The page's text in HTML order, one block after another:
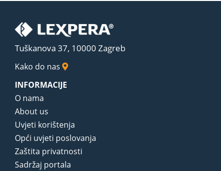
Tuškanova 37, 10000 Zagreb
Kako do nas
INFORMACIJE
O nama
About us
Uvjeti korištenja
Opći uvjeti poslovanja
Zaštita privatnosti
Sadržaj portala